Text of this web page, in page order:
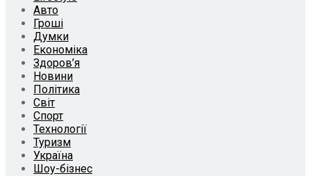
Авто
Гроші
Думки
Економіка
Здоров’я
Новини
Політика
Світ
Спорт
Технології
Туризм
Україна
Шоу-бізнес